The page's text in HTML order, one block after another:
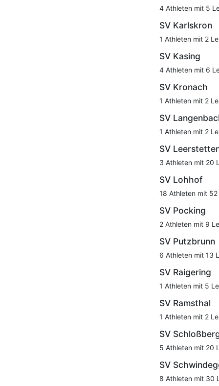
4 Athleten mit 5
SV Karlskron
1 Athleten mit 2
SV Kasing
4 Athleten mit 6
SV Kronach
1 Athleten mit 2
SV
1 Athleten mit 2
SV
3 Athleten mit 20
SV Lohhof
18 Athleten mit
SV Pocking
2 Athleten mit 9
SV Putzbrunn
6 Athleten mit 13
SV Raigering
1 Athleten mit 5
SV Ramsthal
1 Athleten mit 2
SV
5 Athleten mit 20
SV
8 Athleten mit 30